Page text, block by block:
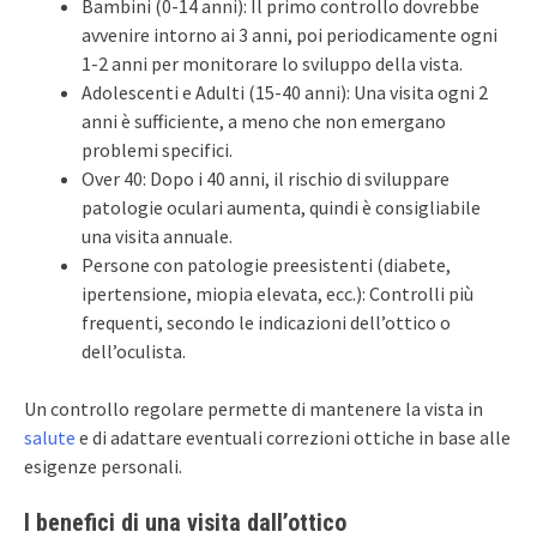
Bambini (0-14 anni): Il primo controllo dovrebbe
avvenire intorno ai 3 anni, poi periodicamente ogni
1-2 anni per monitorare lo sviluppo della vista.
Adolescenti e Adulti (15-40 anni): Una visita ogni 2
anni è sufficiente, a meno che non emergano
problemi specifici.
Over 40: Dopo i 40 anni, il rischio di sviluppare
patologie oculari aumenta, quindi è consigliabile
una visita annuale.
Persone con patologie preesistenti (diabete,
ipertensione, miopia elevata, ecc.): Controlli più
frequenti, secondo le indicazioni dell’ottico o
dell’oculista.
Un controllo regolare permette di mantenere la vista in
salute e di adattare eventuali correzioni ottiche in base alle
esigenze personali.
I benefici di una visita dall’ottico